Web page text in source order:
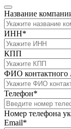
Название
ИНН*
КПП
ФИО контактного
Телефон*
Номер телефона
Email*